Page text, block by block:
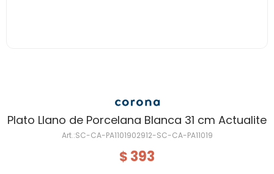
Plato Llano de Porcelana Blanca 31 cm Actualite
SC-CA-PA1101902912-SC-CA-PA11019
$ 393